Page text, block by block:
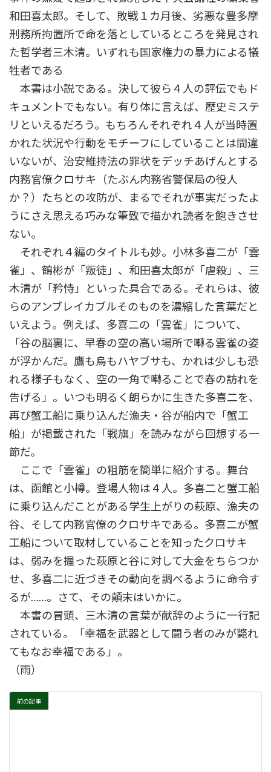
和田喜太郎。そして、敗戦１カ月後、劣悪な豊多摩
刑務所拘置所で命を落としているところを発見され
た哲学者三木清。いずれも国家権力の暴力による犠
牲者である
本書は小説である。決して彼ら４人の評伝でもド
キュメントでもない。有り体に言えば、歴史ミステ
リといえるだろう。もちろんそれぞれ４人が当時置
かれた状況や行動をモチーフにしていることは間違
いないが、治安維持法の罪状をデッチあげんとする
内務官僚クロサキ（たぶん内務省警保局の役人
か？）たちとの攻防が、まるでそれが事実だったよ
うにさえ思える巧みな筆致で描かれ読者を飽きさせ
ない。
それぞれ４編のタイトルも妙。小林多喜二が「雲
雀」、鶴彬が「叛徒」、和田喜太郎が「虐殺」、三
木清が「矜恃」といった具合である。それらは、彼
らのアンブレイカブルそのものを濃縮した言葉だと
いえよう。例えば、多喜二の「雲雀」について、
「谷の脳裏に、早春の空の高い場所で囀る雲雀の姿
が浮かんだ。鷹も烏もハヤブサも、かれは少しも恐
れる様子もなく、空の一角で囀ることで春の訪れを
告げる」。いつも明るく朗らかに生きた多喜二を、
再び蟹工船に乗り込んだ漁夫・谷が船内で「蟹工
船」が掲載された「戦旗」を読みながら回想する一
節だ。
ここで「雲雀」の粗筋を簡単に紹介する。舞台
は、函館と小樽。登場人物は４人。多喜二と蟹工船
に乗り込んだことがある学生上がりの萩原、漁夫の
谷、そして内務官僚のクロサキである。多喜二が蟹
工船について取材していることを知ったクロサキ
は、弱みを握った萩原と谷に対して大金をちらつか
せ、多喜二に近づきその動向を調べるように命令す
るが……。さて、その顛末はいかに。
本書の冒頭、三木清の言葉が献辞のように一行記
されている。「幸福を武器として闘う者のみが斃れ
てもなお幸福である」。
（雨）
前の記事